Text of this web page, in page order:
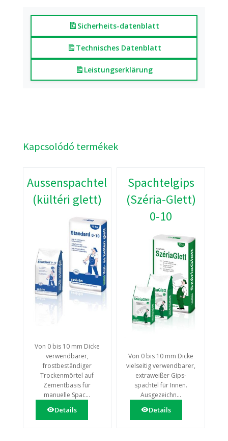
Sicherheits-datenblatt
Technisches Datenblatt
Leistungserklärung
Kapcsolódó termékek
Aussenspachtel
(kültéri glett)
Von 0 bis 10 mm Dicke
verwendbarer,
frostbeständiger
Trockenmörtel auf
Zementbasis für
manuelle Spac...
Details
Spachtelgips
(Széria-Glett)
0-10
Von 0 bis 10 mm Dicke
vielseitig verwendbarer,
extraweißer Gips-
spachtel für Innen.
Ausgezeichn...
Details